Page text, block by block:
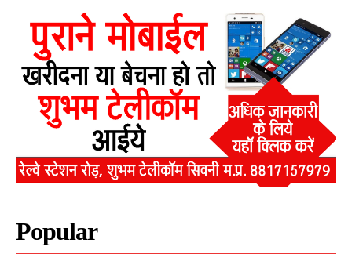
Popular